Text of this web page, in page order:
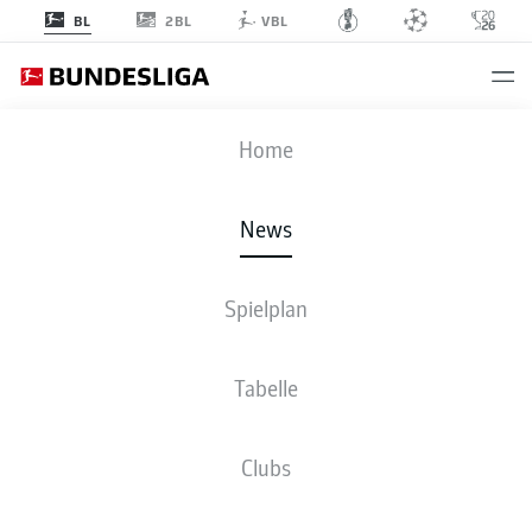
BL 2BL VBL
Home
News
Spielplan
Tabelle
Clubs